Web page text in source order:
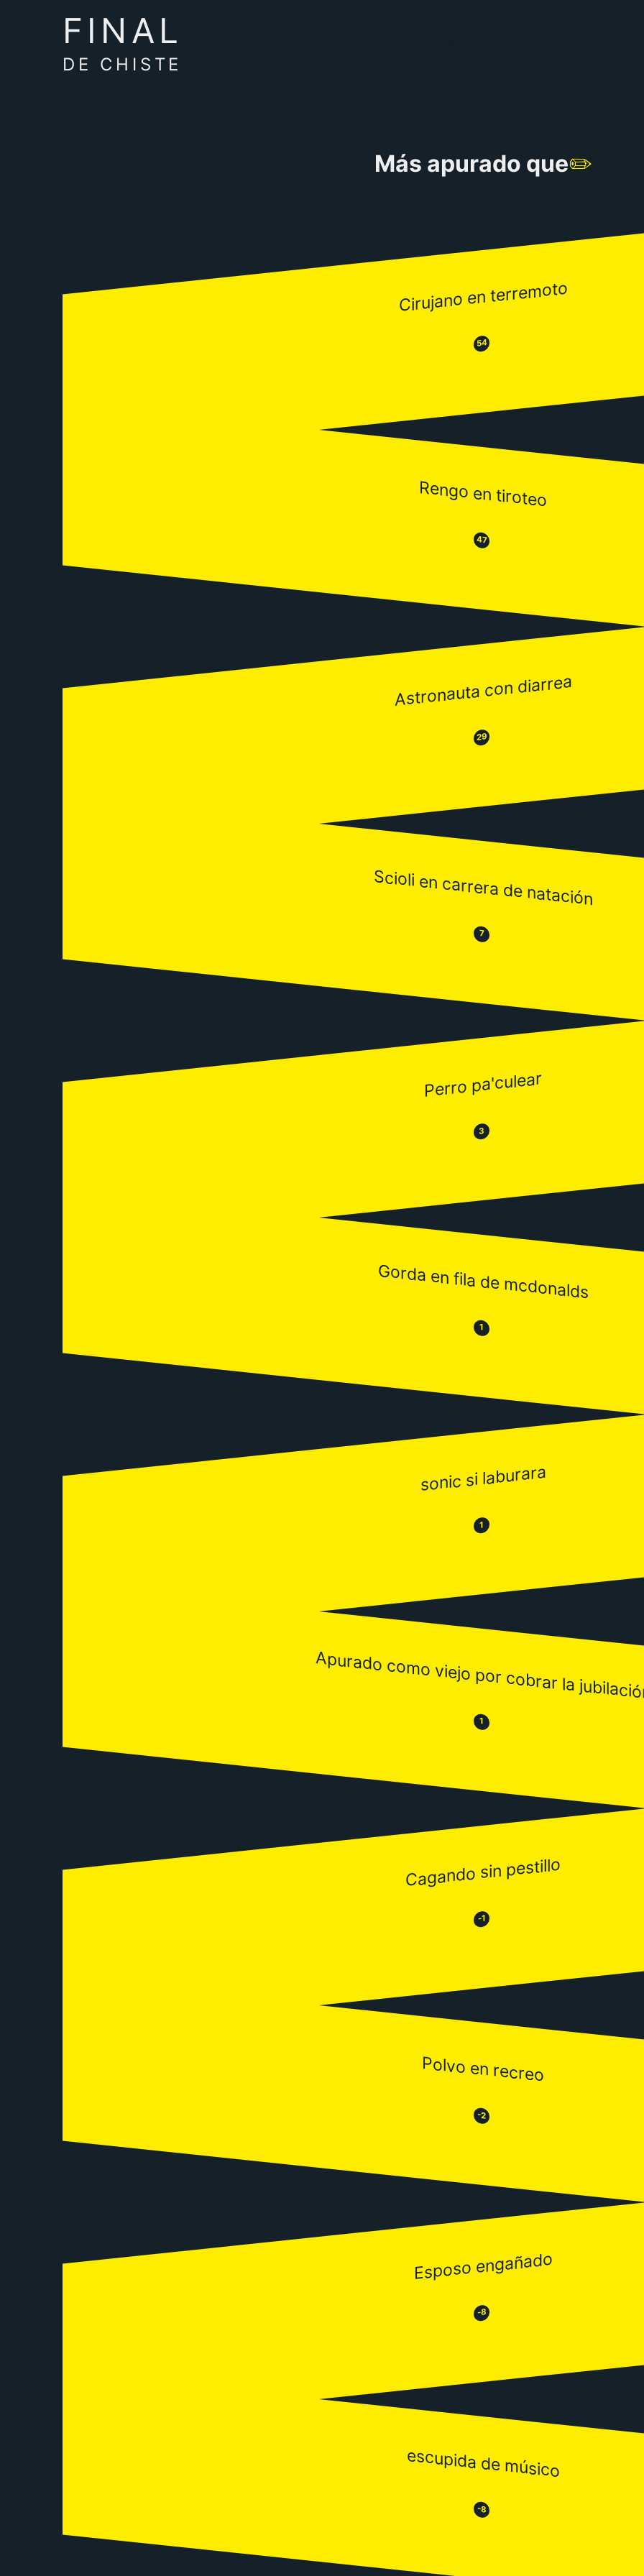
FINAL
DE CHISTE
Más apurado que✏️
Cirujano en terremoto
😒 54 😂
Rengo en tiroteo
😒 47 😂
Astronauta con diarrea
😒 29 😂
Scioli en carrera de natación
😒 7 😂
Perro pa'culear
😒 3 😂
Gorda en fila de mcdonalds
😒 1 😂
sonic si laburara
😒 1 😂
Apurado como viejo por cobrar la
😒 1 😂
Cagando sin pestillo
😒 -1 😂
Polvo en recreo
😒 -2 😂
Esposo engañado
😒 -8 😂
escupida de músico
😒 -8 😂